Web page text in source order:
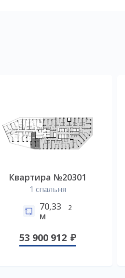
Квартира №20301
1 спальня
70,33
м
2
53 900 912